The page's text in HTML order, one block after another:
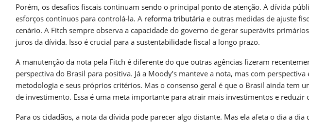
Porém, os desafios fiscais continuam sendo o principal ponto de atenção. A dívida
esforços contínuos para controlá-la. A reforma tributária e outras medidas de ajuste
cenário. A Fitch sempre observa a capacidade do governo de gerar superávits
juros da dívida. Isso é crucial para a sustentabilidade fiscal a longo prazo.
A manutenção da nota pela Fitch é diferente do que outras agências fizeram
perspectiva do Brasil para positiva. Já a Moody’s manteve a nota, mas com
metodologia e seus próprios critérios. Mas o consenso geral é que o Brasil ainda tem
de investimento. Essa é uma meta importante para atrair mais investimentos e reduzir
Para os cidadãos, a nota da dívida pode parecer algo distante. Mas ela afeta o dia a